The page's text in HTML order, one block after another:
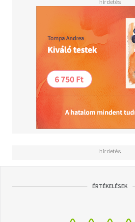
hazelnuts and sage, and a hearty
spring: baked fish with herbs and
roasted over lemon, fennel and
with pearl barley<BR>- summer:
ratatouille galette, and a steamed
autumn: arrives with smoked
pan-fried trout with mash and
<BR>Passionate about seasonality,
to make the most of produce, from
in autumn, pink rhubarb in winter,
the first summer strawberries.
ÉRTÉKELÉSEK